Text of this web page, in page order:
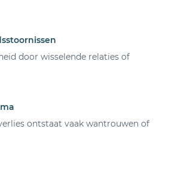
door wisselende relaties of
ontstaat vaak wantrouwen of